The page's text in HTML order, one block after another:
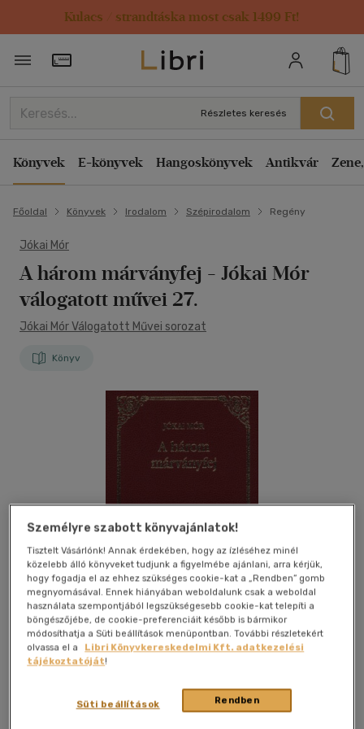
Kulacs / strandtáska most csak 1499 Ft!
Törzsvásárlói Kártya adatai
Részletes keresés
Könyvek E-könyvek Hangoskönyvek Antikvár
Főoldal Könyvek Irodalom Szépirodalom Regény
Jókai Mór
A három márványfej - Jókai Mór
válogatott művei 27.
Jókai Mór Válogatott Művei sorozat
Könyv
Kívánságlistához adom
Személyre szabott könyvajánlatok!
Tisztelt Vásárlónk! Annak érdekében, hogy az ízléséhez minél
közelebb álló könyveket tudjunk a figyelmébe ajánlani, arra kérjük,
hogy fogadja el az ehhez szükséges cookie-kat a „Rendben” gomb
megnyomásával. Ennek hiányában weboldalunk csak a weboldal
használata szempontjából legszükségesebb cookie-kat telepíti a
böngészőjébe, de cookie-preferenciáit később is bármikor
módosíthatja a Süti beállítások menüpontban. További részletekért
olvassa el a
Libri Könyvkereskedelmi Kft. adatkezelési
tájékoztatóját!
Rendben
Süti beállítások